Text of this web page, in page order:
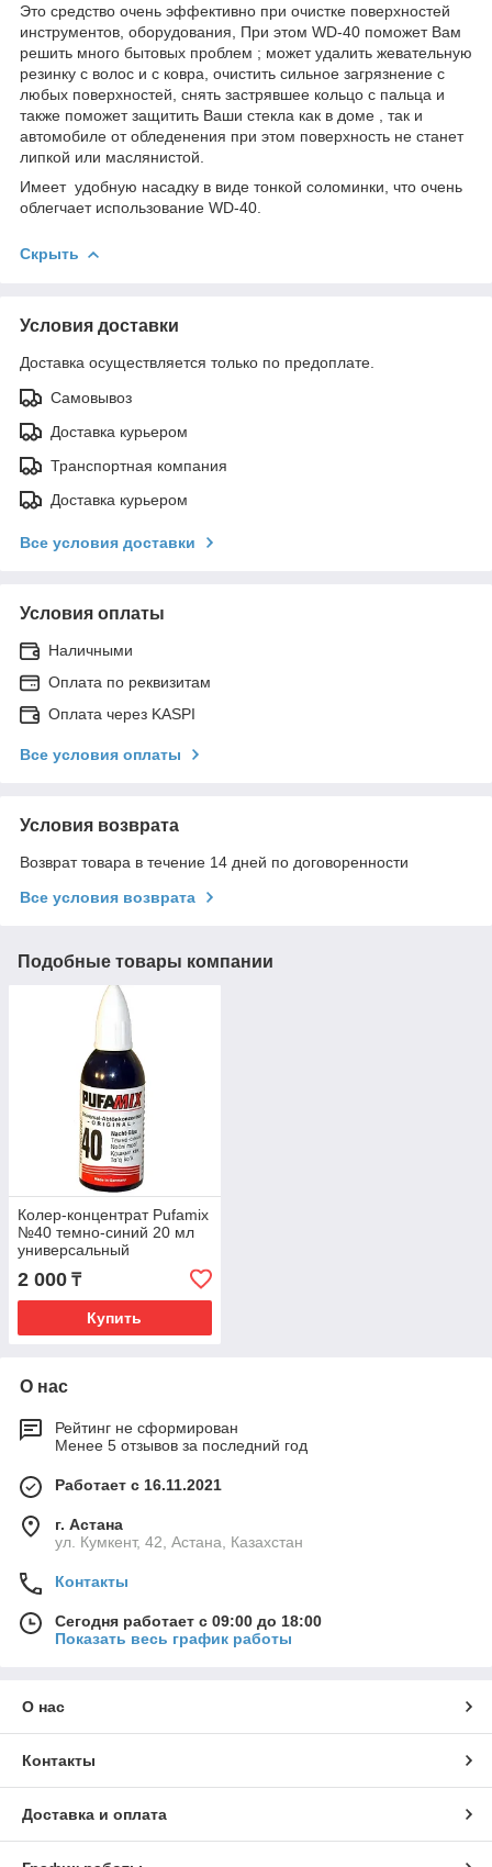
Это средство очень эффективно при очистке поверхностей
инструментов, оборудования, При этом WD-40 поможет Вам
решить много бытовых проблем ; может удалить жевательную
резинку с волос и с ковра, очистить сильное загрязнение с
любых поверхностей, снять застрявшее кольцо с пальца и
также поможет защитить Ваши стекла как в доме , так и
автомобиле от обледенения при этом поверхность не станет
липкой или маслянистой.
Имеет удобную насадку в виде тонкой соломинки, что очень
облегчает использование WD-40.
Скрыть
Условия доставки
Доставка осуществляется только по предоплате.
Самовывоз
Доставка курьером
Транспортная компания
Доставка курьером
Все условия доставки
Условия оплаты
Наличными
Оплата по реквизитам
Оплата через KASPI
Все условия оплаты
Условия возврата
Возврат товара в течение 14 дней по договоренности
Все условия возврата
Подобные товары компании
Колер-концентрат Pufamix
№40 темно-синий 20 мл
универсальный
2 000 ₸
Купить
О нас
Рейтинг не сформирован
Менее 5 отзывов за последний год
Работает с 16.11.2021
г. Астана
ул. Кумкент, 42, Астана, Казахстан
Контакты
Сегодня работает с 09:00 до 18:00
Показать весь график работы
О нас
Контакты
Доставка и оплата